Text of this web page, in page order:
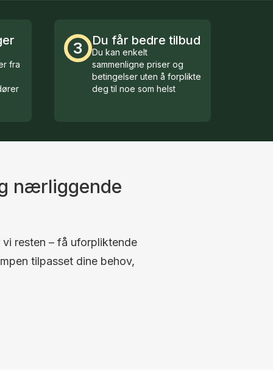
fra
3 Du får bedre tilbud
Du kan enkelt
sammenligne priser og
betingelser uten å forplikte
deg til noe som helst
nærliggende
resten – få uforpliktende
tilpasset dine behov,